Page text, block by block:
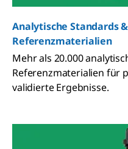
Analytische Standards
Referenzmaterialien
Mehr als 20.000
Referenzmaterialien für
validierte Ergebnisse.